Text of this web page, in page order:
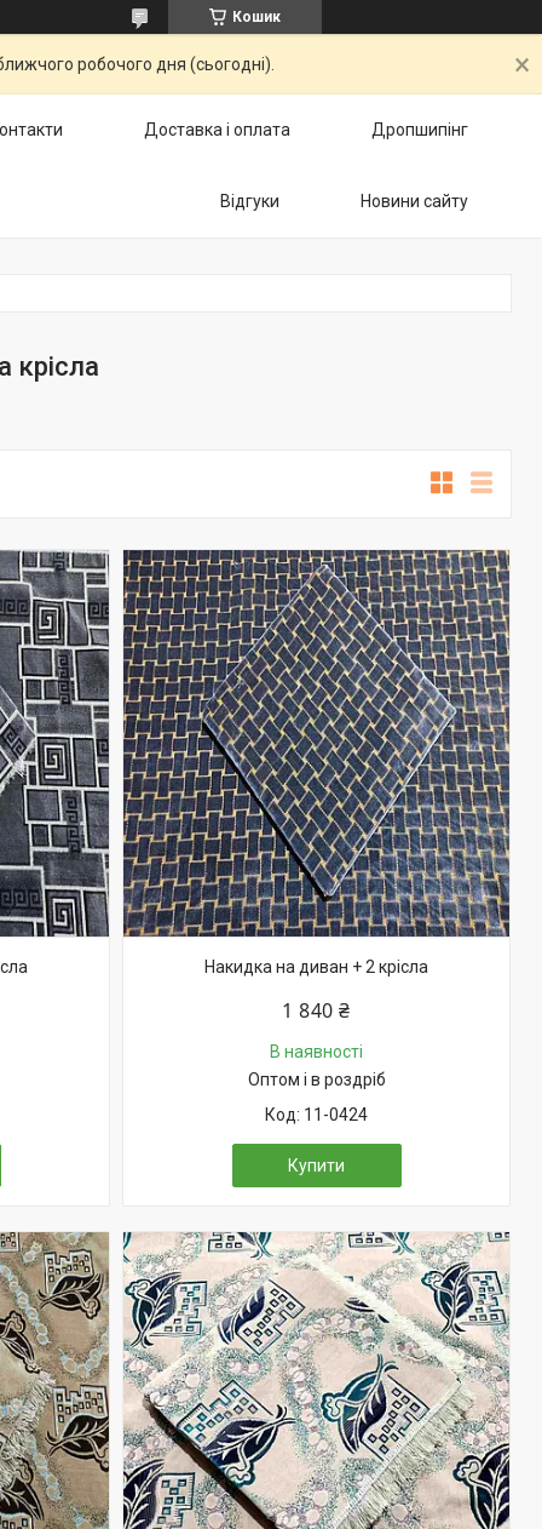
Кошик
робочого дня (сьогодні).
Доставка і оплата Дропшипінг
Відгуки Новини сайту
крісла
Накидка на диван + 2 крісла
1 840 ₴
В наявності
Оптом і в роздріб
11-0424
Купити